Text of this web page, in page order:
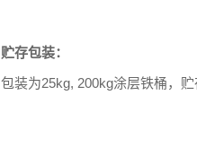
贮存包装：
包装为25kg, 200kg涂层铁桶，